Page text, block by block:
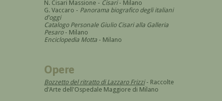
N. Cisari Massione - Cisari- Milano
G. Vaccaro - Panorama biografico degli italiani
d'oggi
Catalogo Personale Giulio Cisari alla Galleria
Pesaro- Milano
Enciclopedia Motta - Milano
Opere
Bozzetto del ritratto di Lazzaro Frizzi- Raccolte
d'Arte dell'Ospedale Maggiore di Milano